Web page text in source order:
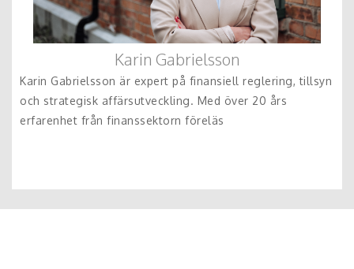
Karin Gabrielsson
Karin Gabrielsson är expert på finansiell reglering, tillsyn
och strategisk affärsutveckling. Med över 20 års
erfarenhet från finanssektorn föreläs